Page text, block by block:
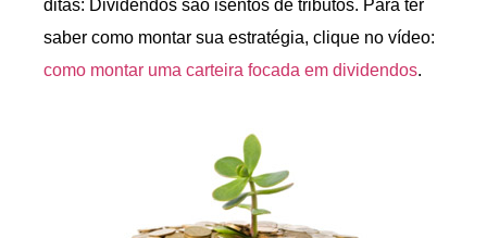
ditas: Dividendos são isentos de tributos. Para ter
saber como montar sua estratégia, clique no vídeo:
como montar uma carteira focada em dividendos.